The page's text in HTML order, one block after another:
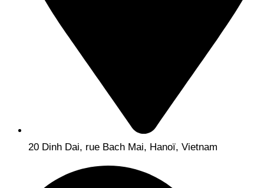
20 Dinh Dai, rue Bach Mai, Hanoï, Vietnam